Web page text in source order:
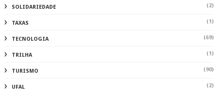
SOLIDARIEDADE (2)
TAXAS (1)
TECNOLOGIA (69)
TRILHA (1)
TURISMO (90)
UFAL (2)